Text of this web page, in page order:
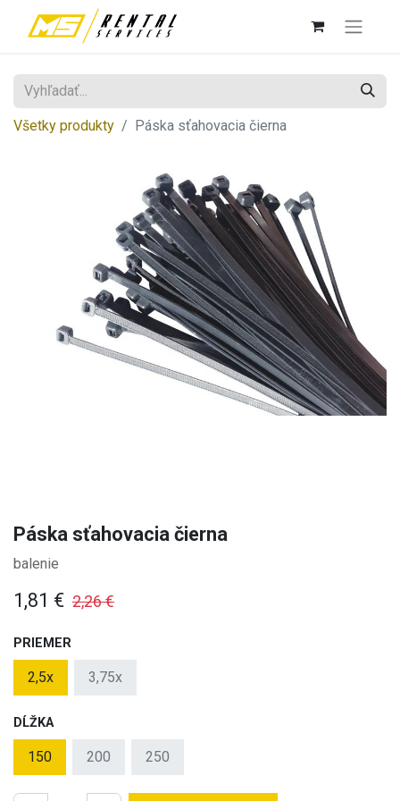
Všetky produkty Páska sťahovacia čierna
Páska sťahovacia čierna
balenie
1,81 € 2,26€
PRIEMER
2,5x 3,75x
DĹŽKA
150 200 250